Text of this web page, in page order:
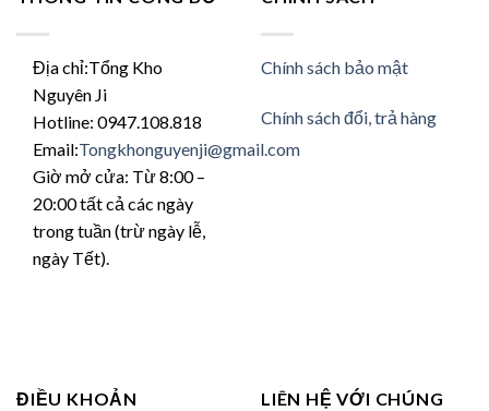
được
trang
sản
phẩm
Địa chỉ:Tổng Kho
Nguyên Ji
Hotline: 0947.108.818
Email:Tongkhonguyenji@gmail.com
Giờ mở cửa: Từ 8:00 –
20:00 tất cả các ngày
trong tuần (trừ ngày lễ,
ngày Tết).
Chính sách bảo mật
Chính sách đổi, trả hàng
ĐIỀU KHOẢN
LIÊN HỆ VỚI CHÚNG